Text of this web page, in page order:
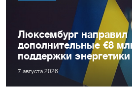
Люксембург направил
дополнительные €8
поддержки
7 августа 2026